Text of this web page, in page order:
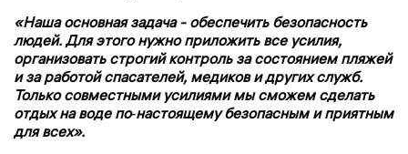
«Наша основная задача - обеспечить безопасность
людей. Для этого нужно приложить все усилия,
организовать строгий контроль за состоянием пляжей
и за работой спасателей, медиков и других служб.
Только совместными усилиями мы сможем сделать
отдых на воде по‑настоящему безопасным и приятным
для всех».